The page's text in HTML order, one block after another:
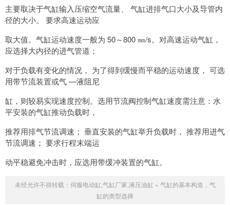
主要取决于气缸输入压缩空气流量、 气缸进排气口大小及导管内
径的大小。 要求高速运动应
取大值。气缸运动速度一般为 50～800 ㎜/s。对高速运动气缸，
应选择大内径的进气管道；
对于负载有变化的情况， 为了得到缓慢而平稳的运动速度， 可选
用带节流装置或气 —液阻尼
缸，则较易实现速度控制。选用节流阀控制气缸速度需注意：水
平安装的气缸推动负载时，
推荐用排气节流调速； 垂直安装的气缸举升负载时， 推荐用进气
节流调速； 要求行程末端运
动平稳避免冲击时，应选用带缓冲装置的气缸。
未经允许不得转载： 伺服电动缸,气缸厂家,液压油缸 » 气缸的基本构造，气
缸的类型选择